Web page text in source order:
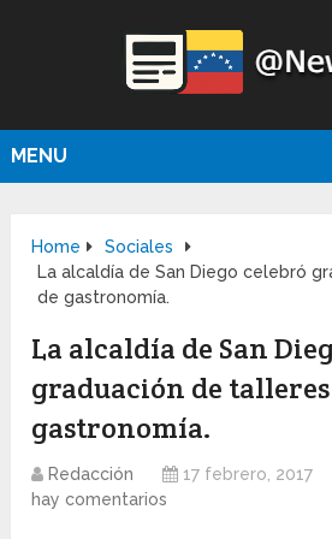
MENU
Home
Sociales
La alcaldía de San Diego celebró
de gastronomía.
La alcaldía de San
graduación de talleres
gastronomía.
Redacción 17 febrero, 2017
hay comentarios